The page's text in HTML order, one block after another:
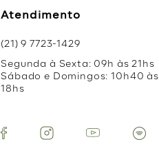
Atendimento
(21) 9 7723-1429
Segunda à Sexta: 09h às 21hs
Sábado e Domingos: 10h40 às
18hs